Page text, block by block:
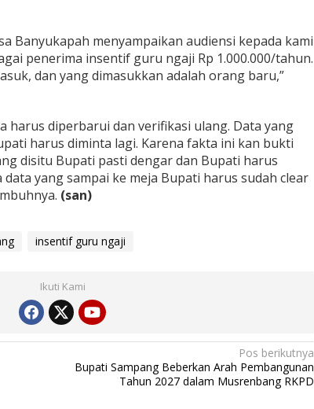
Banyukapah menyampaikan audiensi kepada kami
penerima insentif guru ngaji Rp 1.000.000/tahun.
dan yang dimasukkan adalah orang baru,”
harus diperbarui dan verifikasi ulang. Data yang
harus diminta lagi. Karena fakta ini kan bukti
disitu Bupati pasti dengar dan Bupati harus
yang sampai ke meja Bupati harus sudah clear
(san)
insentif guru ngaji
Ikuti Kami
Pos berikutnya
Bupati Sampang Beberkan Arah Pembangunan
Tahun 2027 dalam Musrenbang RKPD